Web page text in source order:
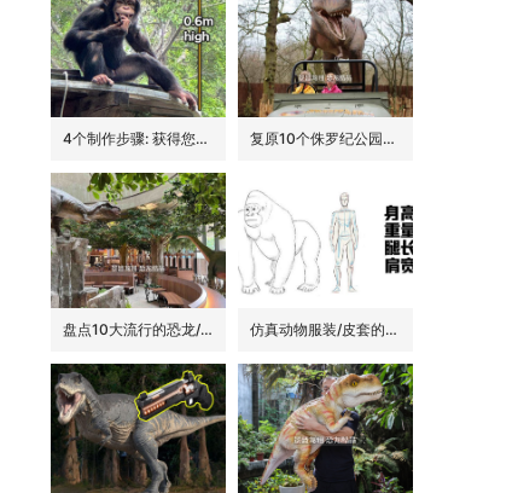
4个制作步骤: 获得您的动物手偶 复原10个侏罗纪公园里的经典恐龙品种
盘点10大流行的恐龙/侏罗纪主题花园餐吧的景观装饰 仿真动物服装/皮套的6大卖点